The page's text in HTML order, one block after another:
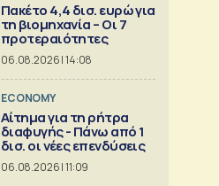
Πακέτο 4,4 δισ. ευρώ για
τη βιομηχανία – Οι 7
προτεραιότητες
06.08.2026 | 14:08
ECONOMY
Αίτημα για τη ρήτρα
διαφυγής - Πάνω από 1
δισ. οι νέες επενδύσεις
06.08.2026 | 11:09